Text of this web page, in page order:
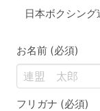
日本ボクシン
お名前 (必須)
フリガナ (必須)